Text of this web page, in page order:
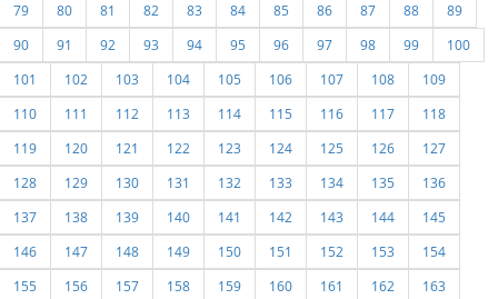
79
80 81 82 83 84 85 86 87 88
89
90
91 92 93 94 95 96 97 98 99
100
101
102 103 104 105 106 107 108
109
110
111 112 113 114 115 116 117
118
119
120 121 122 123 124 125 126
127
128
129 130 131 132 133 134 135
136
137
138 139 140 141 142 143 144
145
146
147 148 149 150 151 152 153
154
155
156 157 158 159 160 161 162
163